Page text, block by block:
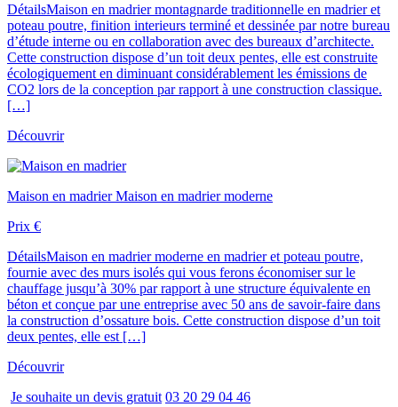
DétailsMaison en madrier montagnarde traditionnelle en madrier et
poteau poutre, finition interieurs terminé et dessinée par notre bureau
d’étude interne ou en collaboration avec des bureaux d’architecte.
Cette construction dispose d’un toit deux pentes, elle est construite
écologiquement en diminuant considérablement les émissions de
CO2 lors de la conception par rapport à une construction classique.
[…]
Découvrir
Maison en madrierMaison en madrier moderne
Prix €
DétailsMaison en madrier moderne en madrier et poteau poutre,
fournie avec des murs isolés qui vous ferons économiser sur le
chauffage jusqu’à 30% par rapport à une structure équivalente en
béton et conçue par une entreprise avec 50 ans de savoir-faire dans
la construction d’ossature bois. Cette construction dispose d’un toit
deux pentes, elle est […]
Découvrir
Je souhaite un devis gratuit 03 20 29 04 46